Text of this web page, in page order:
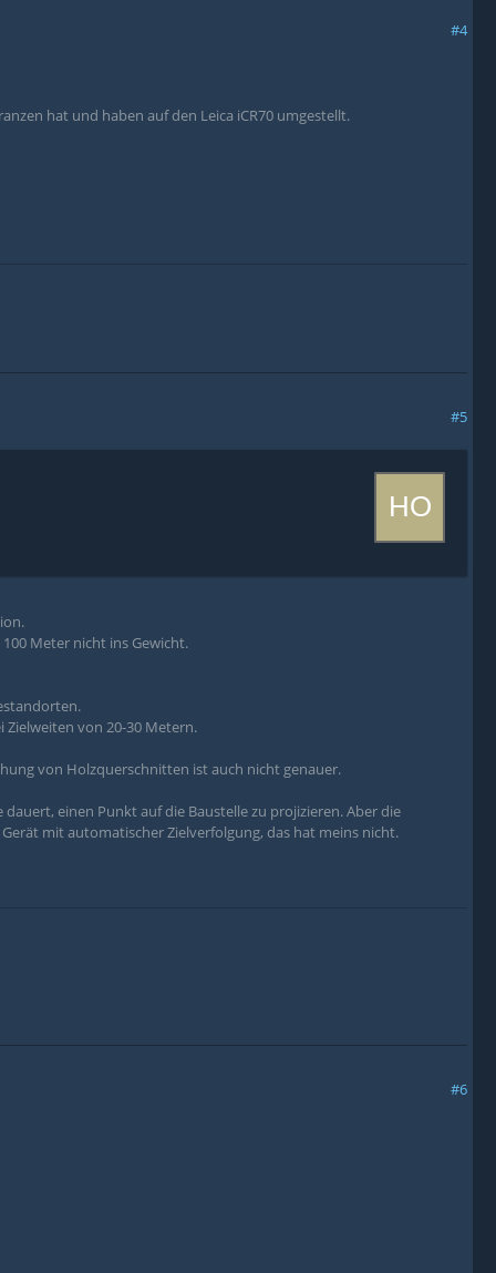
#4
hat und haben auf den Leica iCR70 umgestellt.
#5
Meter nicht ins Gewicht.
Zielweiten von 20-30 Metern.
von Holzquerschnitten ist auch nicht genauer.
einen Punkt auf die Baustelle zu projizieren. Aber die
mit automatischer Zielverfolgung, das hat meins nicht.
#6